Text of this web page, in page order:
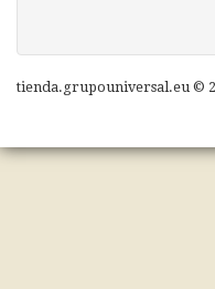
tienda.grupouniversal.eu ©